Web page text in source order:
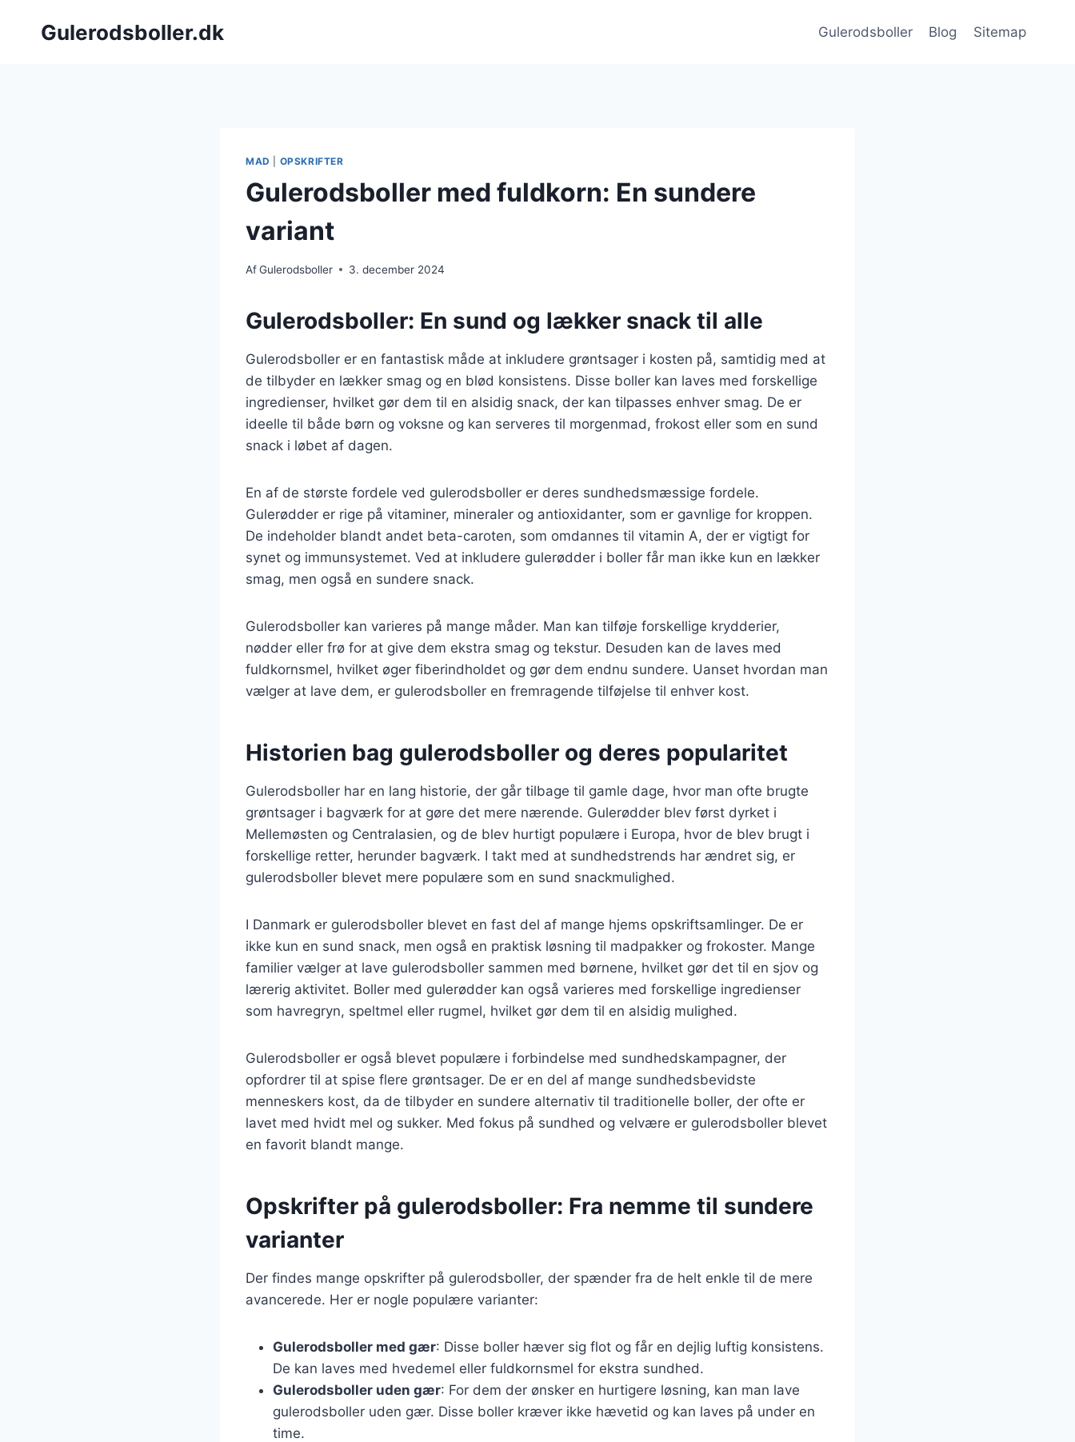
Gulerodsboller.dk Gulerodsboller Blog Sitemap
MAD OPSKRIFTER
Gulerodsboller med fuldkorn: En sundere
variant
AfGulerodsboller 3. december 2024
Gulerodsboller: En sund og lækker snack til alle
Gulerodsboller er en fantastisk måde at inkludere grøntsager i kosten på, samtidig med at
de tilbyder en lækker smag og en blød konsistens. Disse boller kan laves med forskellige
ingredienser, hvilket gør dem til en alsidig snack, der kan tilpasses enhver smag. De er
ideelle til både børn og voksne og kan serveres til morgenmad, frokost eller som en sund
snack i løbet af dagen.
En af de største fordele ved gulerodsboller er deres sundhedsmæssige fordele.
Gulerødder er rige på vitaminer, mineraler og antioxidanter, som er gavnlige for kroppen.
De indeholder blandt andet beta-caroten, som omdannes til vitamin A, der er vigtigt for
synet og immunsystemet. Ved at inkludere gulerødder i boller får man ikke kun en lækker
smag, men også en sundere snack.
Gulerodsboller kan varieres på mange måder. Man kan tilføje forskellige krydderier,
nødder eller frø for at give dem ekstra smag og tekstur. Desuden kan de laves med
fuldkornsmel, hvilket øger fiberindholdet og gør dem endnu sundere. Uanset hvordan man
vælger at lave dem, er gulerodsboller en fremragende tilføjelse til enhver kost.
Historien bag gulerodsboller og deres popularitet
Gulerodsboller har en lang historie, der går tilbage til gamle dage, hvor man ofte brugte
grøntsager i bagværk for at gøre det mere nærende. Gulerødder blev først dyrket i
Mellemøsten og Centralasien, og de blev hurtigt populære i Europa, hvor de blev brugt i
forskellige retter, herunder bagværk. I takt med at sundhedstrends har ændret sig, er
gulerodsboller blevet mere populære som en sund snackmulighed.
I Danmark er gulerodsboller blevet en fast del af mange hjems opskriftsamlinger. De er
ikke kun en sund snack, men også en praktisk løsning til madpakker og frokoster. Mange
familier vælger at lave gulerodsboller sammen med børnene, hvilket gør det til en sjov og
lærerig aktivitet. Boller med gulerødder kan også varieres med forskellige ingredienser
som havregryn, speltmel eller rugmel, hvilket gør dem til en alsidig mulighed.
Gulerodsboller er også blevet populære i forbindelse med sundhedskampagner, der
opfordrer til at spise flere grøntsager. De er en del af mange sundhedsbevidste
menneskers kost, da de tilbyder en sundere alternativ til traditionelle boller, der ofte er
lavet med hvidt mel og sukker. Med fokus på sundhed og velvære er gulerodsboller blevet
en favorit blandt mange.
Opskrifter på gulerodsboller: Fra nemme til sundere
varianter
Der findes mange opskrifter på gulerodsboller, der spænder fra de helt enkle til de mere
avancerede. Her er nogle populære varianter:
Gulerodsboller med gær: Disse boller hæver sig flot og får en dejlig luftig konsistens.
De kan laves med hvedemel eller fuldkornsmel for ekstra sundhed.
Gulerodsboller uden gær: For dem der ønsker en hurtigere løsning, kan man lave
gulerodsboller uden gær. Disse boller kræver ikke hævetid og kan laves på under en
time.